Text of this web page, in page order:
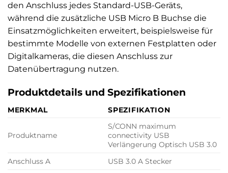
den Anschluss jedes Standard-USB-Geräts,
während die zusätzliche USB Micro B Buchse die
Einsatzmöglichkeiten erweitert, beispielsweise für
bestimmte Modelle von externen Festplatten oder
Digitalkameras, die diesen Anschluss zur
Datenübertragung nutzen.
Produktdetails und Spezifikationen
MERKMAL SPEZIFIKATION
Produktname
S/CONN maximum
connectivity USB
Verlängerung Optisch USB 3.0
Anschluss A
USB 3.0 A Stecker